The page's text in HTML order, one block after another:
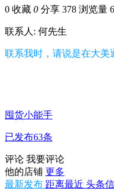
0 收藏 0 分享 378 浏览量
联系人: 何先生
联系我时，请说是在大美
囤货小能手
已发布63条
评论 我要评论
他的店铺 更多
最新发布 距离最近 头条